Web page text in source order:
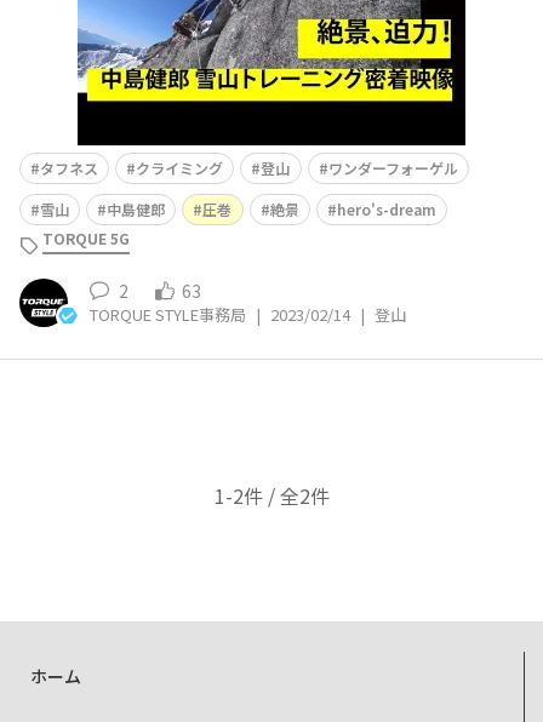
タフネス クライミング 登山
ワンダーフォーゲル
雪山
中島健郎 圧巻 絶景
hero's-dream
TORQUE 5G
2 63
TORQUE STYLE事務局 | 2023/02/14 | 登山
1-2件 / 全2件
ホーム